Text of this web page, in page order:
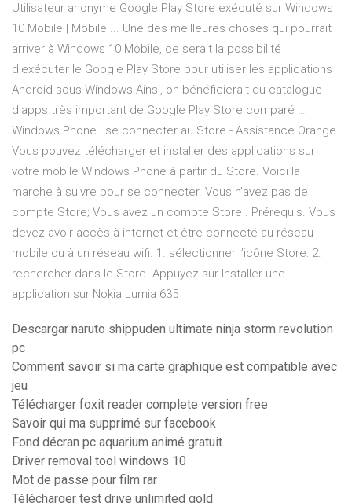
Utilisateur anonyme Google Play Store exécuté sur Windows
10 Mobile | Mobile ... Une des meilleures choses qui pourrait
arriver à Windows 10 Mobile, ce serait la possibilité
d'exécuter le Google Play Store pour utiliser les applications
Android sous Windows.Ainsi, on bénéficierait du catalogue
d'apps très important de Google Play Store comparé …
Windows Phone : se connecter au Store - Assistance Orange
Vous pouvez télécharger et installer des applications sur
votre mobile Windows Phone à partir du Store. Voici la
marche à suivre pour se connecter. Vous n'avez pas de
compte Store; Vous avez un compte Store . Prérequis. Vous
devez avoir accès à internet et être connecté au réseau
mobile ou à un réseau wifi. 1. sélectionner l’icône Store: 2.
rechercher dans le Store. Appuyez sur Installer une
application sur Nokia Lumia 635
Descargar naruto shippuden ultimate ninja storm revolution
pc
Comment savoir si ma carte graphique est compatible avec
jeu
Télécharger foxit reader complete version free
Savoir qui ma supprimé sur facebook
Fond décran pc aquarium animé gratuit
Driver removal tool windows 10
Mot de passe pour film rar
Télécharger test drive unlimited gold